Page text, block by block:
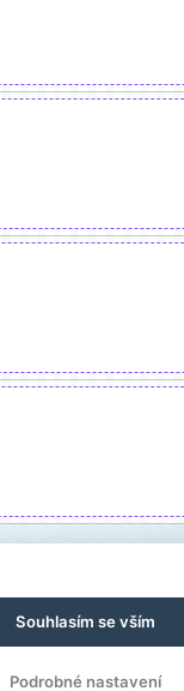
Souhlasím se vším
Podrobné nastavení